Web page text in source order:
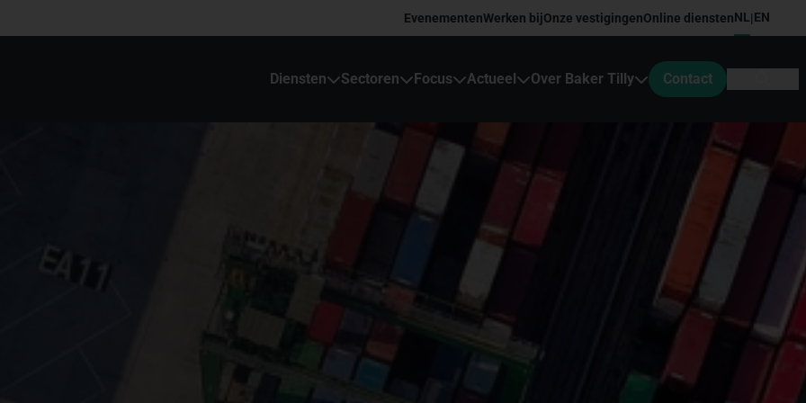
EvenementenWerken bijOnze vestigingenOnline dienstenNL|EN
Diensten Sectoren Focus Actueel Over Baker Tilly Contact